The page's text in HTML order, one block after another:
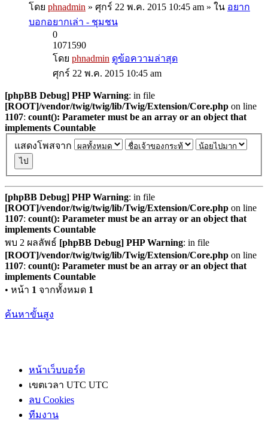
โดย phnadmin » ศุกร์ 22 พ.ค. 2015 10:45 am » ใน อยาก
บอกอยากเล่า - ชุมชน
0
1071590
โดย phnadmin ดูข้อความล่าสุด
ศุกร์ 22 พ.ค. 2015 10:45 am
[phpBB Debug] PHP Warning: in file
[ROOT]/vendor/twig/twig/lib/Twig/Extension/Core.php on line
1107: count(): Parameter must be an array or an object that
implements Countable
แสดงโพสจาก
[phpBB Debug] PHP Warning: in file
[ROOT]/vendor/twig/twig/lib/Twig/Extension/Core.php on line
1107: count(): Parameter must be an array or an object that
implements Countable
พบ 2 ผลลัพธ์ [phpBB Debug] PHP Warning: in file
[ROOT]/vendor/twig/twig/lib/Twig/Extension/Core.php on line
1107: count(): Parameter must be an array or an object that
implements Countable
• หน้า 1 จากทั้งหมด 1
ค้นหาขั้นสูง
หน้าเว็บบอร์ด
เขตเวลา UTC UTC
ลบ Cookies
ทีมงาน